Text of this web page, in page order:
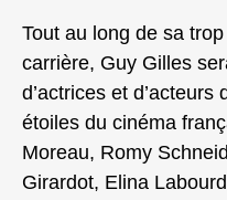
Tout au long de sa
carrière, Guy Gilles
d’actrices et d’acteurs
étoiles du cinéma
Moreau, Romy
Girardot, Elina